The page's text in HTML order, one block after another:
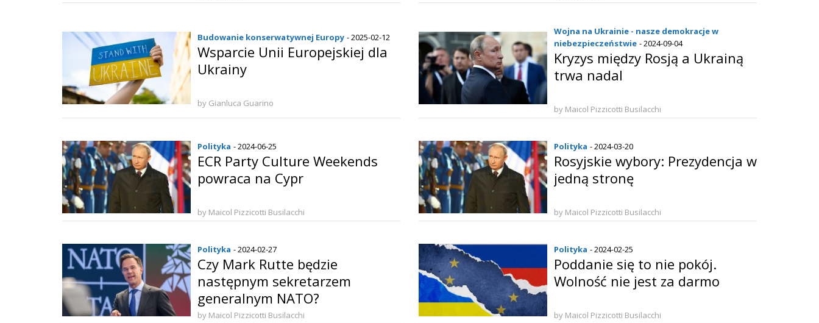
Budowanie konserwatywnej Europy - 2025-02-12
Wsparcie Unii Europejskiej dla
Ukrainy
by Gianluca Guarino
Wojna na Ukrainie - nasze demokracje w
niebezpieczeństwie - 2024-09-04
Kryzys między Rosją a Ukrainą
trwa nadal
by Maicol Pizzicotti Busilacchi
Polityka - 2024-06-25
ECR Party Culture Weekends
powraca na Cypr
by Maicol Pizzicotti Busilacchi
Polityka - 2024-03-20
Rosyjskie wybory: Prezydencja w
jedną stronę
by Maicol Pizzicotti Busilacchi
Polityka - 2024-02-27
Czy Mark Rutte będzie
następnym sekretarzem
generalnym NATO?
by Maicol Pizzicotti Busilacchi
Polityka - 2024-02-25
Poddanie się to nie pokój.
Wolność nie jest za darmo
by Maicol Pizzicotti Busilacchi